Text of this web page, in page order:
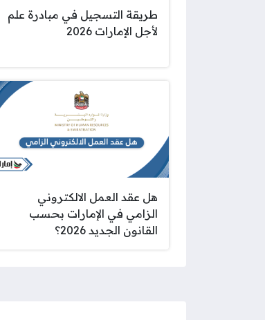
طريقة التسجيل في مبادرة علم
لأجل الإمارات 2026
هل عقد العمل الالكتروني
الزامي في الإمارات بحسب
القانون الجديد 2026؟